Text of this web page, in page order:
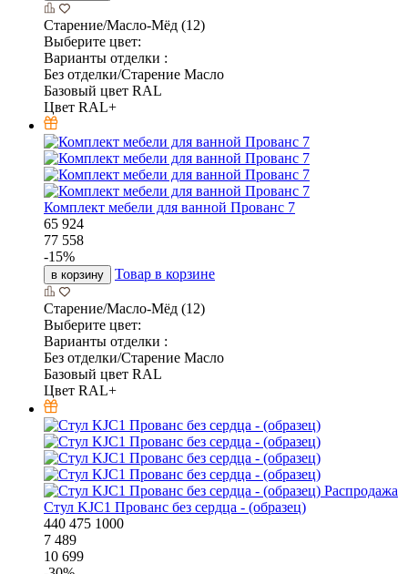
Старение/Масло-Мёд (12)
Выберите цвет:
Варианты отделки :
Без отделки/Старение Масло
Базовый цвет RAL
Цвет RAL+
Комплект мебели для ванной Прованс 7
65 924
77 558
-15%
в корзину Товар в корзине
Старение/Масло-Мёд (12)
Выберите цвет:
Варианты отделки :
Без отделки/Старение Масло
Базовый цвет RAL
Цвет RAL+
Распродажа
Стул KJC1 Прованс без сердца - (образец)
440 475 1000
7 489
10 699